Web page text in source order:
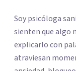
Soy psicóloga
sienten que algo
explicarlo con palabras. Trabajo con
atraviesan